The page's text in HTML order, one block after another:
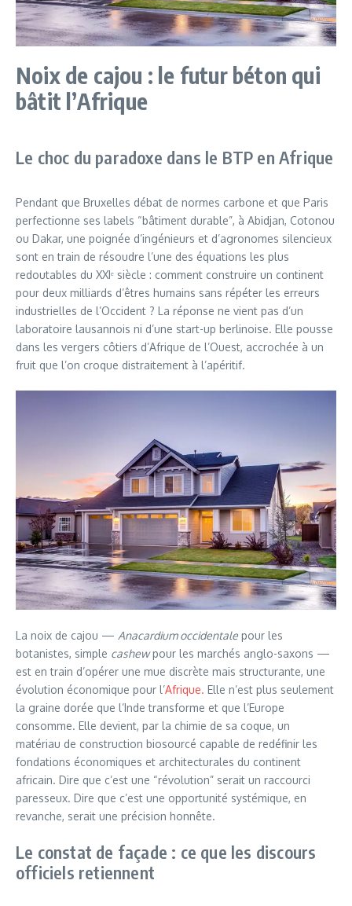
Noix de cajou : le futur béton qui
bâtit l’Afrique
Le choc du paradoxe dans le BTP en Afrique
Pendant que Bruxelles débat de normes carbone et que Paris
perfectionne ses labels “bâtiment durable”, à Abidjan, Cotonou
ou Dakar, une poignée d’ingénieurs et d’agronomes silencieux
sont en train de résoudre l’une des équations les plus
redoutables du XXIᵉ siècle : comment construire un continent
pour deux milliards d’êtres humains sans répéter les erreurs
industrielles de l’Occident ? La réponse ne vient pas d’un
laboratoire lausannois ni d’une start-up berlinoise. Elle pousse
dans les vergers côtiers d’Afrique de l’Ouest, accrochée à un
fruit que l’on croque distraitement à l’apéritif.
La noix de cajou — Anacardium occidentale pour les
botanistes, simple cashewpour les marchés anglo-saxons —
est en train d’opérer une mue discrète mais structurante, une
évolution économique pour l’Afrique. Elle n’est plus seulement
la graine dorée que l’Inde transforme et que l’Europe
consomme. Elle devient, par la chimie de sa coque, un
matériau de construction biosourcé capable de redéfinir les
fondations économiques et architecturales du continent
africain. Dire que c’est une “révolution” serait un raccourci
paresseux. Dire que c’est une opportunité systémique, en
revanche, serait une précision honnête.
Le constat de façade : ce que les discours
officiels retiennent